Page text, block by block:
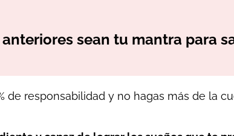
sean tu mantra para
de responsabilidad y no hagas más de la